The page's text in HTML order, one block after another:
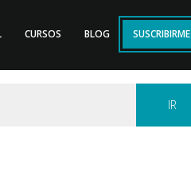
CURSOS BLOG SUSCRIBIRME